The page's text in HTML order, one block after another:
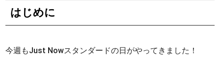
はじめに
今週もJust Nowスタンダードの日がやってきました！